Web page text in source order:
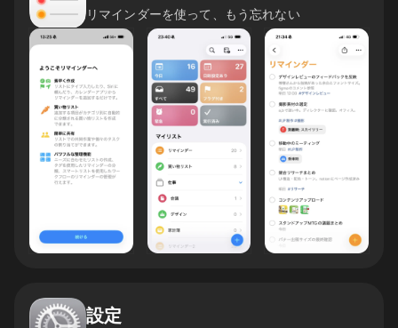
リマインダーを使って、もう忘れない
設定